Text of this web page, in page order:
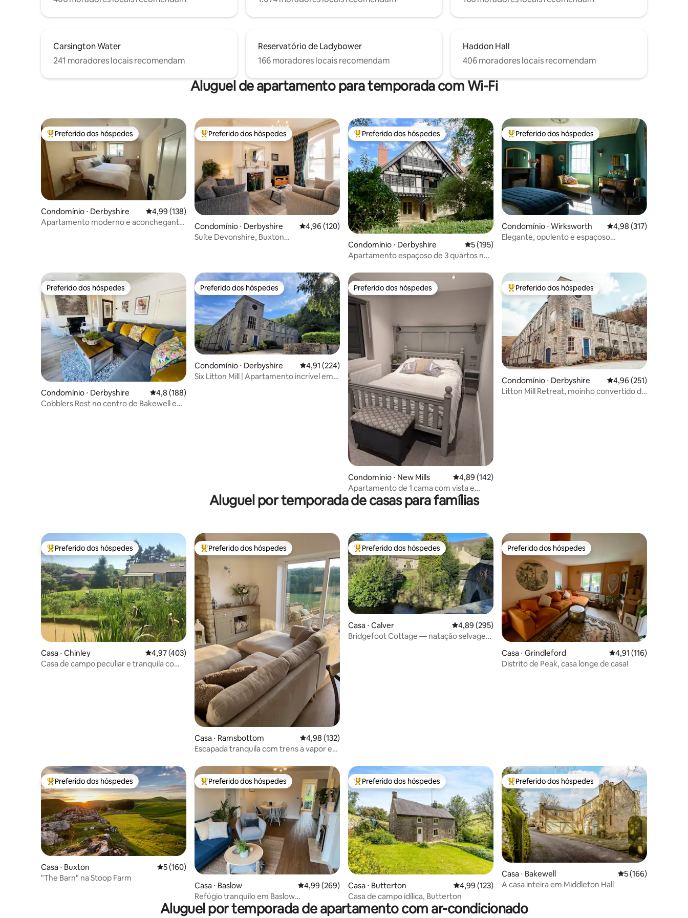
Carsington Water
241 moradores locais recomendam
Reservatório de Ladybower
166 moradores locais recomendam
Haddon Hall
406 moradores locais recomendam
Aluguel de apartamento para temporada com Wi-Fi
Entre os melhores preferidos dos hóspedes
Preferido dos hóspedes
Condomínio ⋅ Derbyshire 4,99 de uma avaliação média de 5, 138 avaliações
4,99 (138)
Apartamento moderno e aconchegante
Entre os melhores preferidos dos hóspedes
Preferido dos hóspedes
Condomínio ⋅ Derbyshire 4,96 de uma avaliação média de 5, 120 avaliações
4,96 (120)
Suíte Devonshire, Buxton
Entre os melhores preferidos dos hóspedes
Preferido dos hóspedes
Condomínio ⋅ Derbyshire 5 de uma avaliação média de 5, 195 avaliações
5 (195)
Apartamento espaçoso de 3 quartos no
Entre os melhores preferidos dos hóspedes
Preferido dos hóspedes
Condomínio ⋅ Wirksworth 4,98 de uma avaliação
4,98 (317)
Elegante, opulento e espaçoso
Preferido dos hóspedes
Preferido dos hóspedes
Condomínio ⋅ Derbyshire 4,8 de uma avaliação média de 5, 188 avaliações
4,8 (188)
Cobblers Rest no centro de Bakewell e
Preferido dos hóspedes
Preferido dos hóspedes
Condomínio ⋅ Derbyshire 4,91 de uma avaliação média de 5, 224 avaliações
4,91 (224)
Six Litton Mill | Apartamento incrível em
Preferido dos hóspedes
Preferido dos hóspedes
Condomínio ⋅ New Mills 4,89 de uma avaliação média de 5, 142 avaliações
4,89 (142)
Apartamento de 1 cama com vista e
sofá-cama
Entre os melhores preferidos dos hóspedes
Preferido dos hóspedes
Condomínio ⋅ Derbyshire 4,96 de uma avaliação
4,96 (251)
Litton Mill Retreat, moinho convertido de
Aluguel por temporada de casas para famílias
Entre os melhores preferidos dos hóspedes
Preferido dos hóspedes
Casa ⋅ Chinley 4,97 de uma avaliação média de 5, 403 avaliações
4,97 (403)
Casa de campo peculiar e tranquila com
Entre os melhores preferidos dos hóspedes
Preferido dos hóspedes
Casa ⋅ Ramsbottom 4,98 de uma avaliação média de 5, 132 avaliações
4,98 (132)
Escapada tranquila com trens a vapor e
Entre os melhores preferidos dos hóspedes
Preferido dos hóspedes
Casa ⋅ Calver 4,89 de uma avaliação média de 5, 295 avaliações
4,89 (295)
Bridgefoot Cottage — natação selvagem
Preferido dos hóspedes
Preferido dos hóspedes
Casa ⋅ Grindleford 4,91 de uma avaliação
4,91 (116)
Distrito de Peak, casa longe de casa!
Entre os melhores preferidos dos hóspedes
Preferido dos hóspedes
Casa ⋅ Buxton 5 de uma avaliação média de 5, 160 avaliações
5 (160)
"The Barn" na Stoop Farm
Entre os melhores preferidos dos hóspedes
Preferido dos hóspedes
Casa ⋅ Baslow 4,99 de uma avaliação média de 5, 269 avaliações
4,99 (269)
Refúgio tranquilo em Baslow
Chatsworth, Peak District
Entre os melhores preferidos dos hóspedes
Preferido dos hóspedes
Casa ⋅ Butterton 4,99 de uma avaliação média de 5, 123 avaliações
4,99 (123)
Casa de campo idílica, Butterton
Entre os melhores preferidos dos hóspedes
Preferido dos hóspedes
Casa ⋅ Bakewell 5 de uma avaliação
5 (166)
A casa inteira em Middleton Hall
Aluguel por temporada de apartamento com ar-condicionado